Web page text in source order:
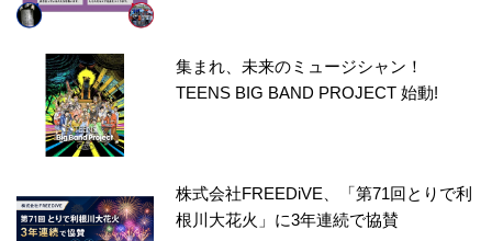
集まれ、未来のミュージシャン！
TEENS BIG BAND PROJECT 始動!
株式会社FREEDiVE、「第71回とりで利
根川大花火」に3年連続で協賛